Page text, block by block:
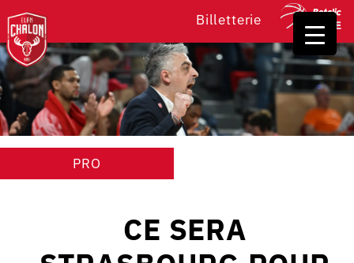
Billetterie
PRO
CE SERA